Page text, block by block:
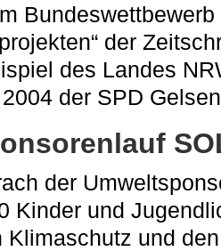
der
des Landes
der SPD
der
Kinder und
Klimaschutz und